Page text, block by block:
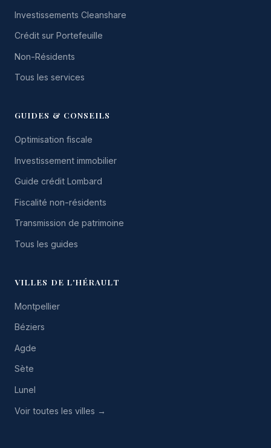
Investissements Cleanshare
Crédit sur Portefeuille
Non-Résidents
Tous les services
GUIDES & CONSEILS
Optimisation fiscale
Investissement immobilier
Guide crédit Lombard
Fiscalité non-résidents
Transmission de patrimoine
Tous les guides
VILLES DE L'HÉRAULT
Montpellier
Béziers
Agde
Sète
Lunel
Voir toutes les villes →